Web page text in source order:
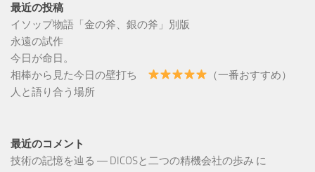
最近の投稿
イソップ物語「金の斧、銀の斧」別版
永遠の試作
今日が命日。
相棒から見た今日の壁打ち
（一番おすすめ）
人と語り合う場所
最近のコメント
技術の記憶を辿る ― DICOSと二つの精機会社の歩み に